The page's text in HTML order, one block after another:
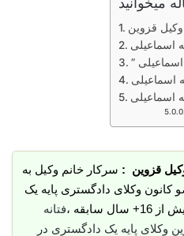
قزوین
اسماعیلی
اسماعیلی
اسماعیلی
قزوین : سرکار خانم وکیل به
کانون وکلای دادگستری پایه یک
سال سابقه ،
فتانه
وکلای پایه یک دادگستری در